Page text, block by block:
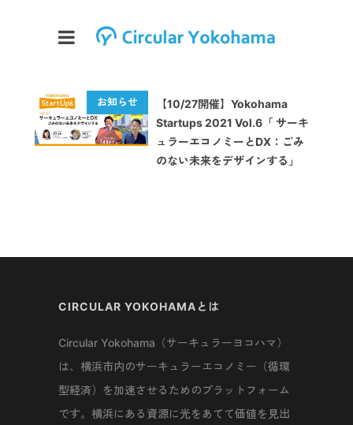
【10/27開催】Yokohama
Startups 2021 Vol.6「 サーキ
ュラーエコノミーとDX：ごみ
のない未来をデザインする」
CIRCULAR YOKOHAMAとは
Circular Yokohama（サーキュラーヨコハマ）
は、横浜市内のサーキュラーエコノミー（循環
型経済）を加速させるためのプラットフォーム
です。横浜にある資源に光をあてて価値を見出